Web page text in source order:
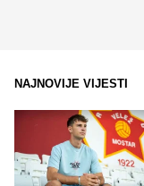
NAJNOVIJE VIJESTI